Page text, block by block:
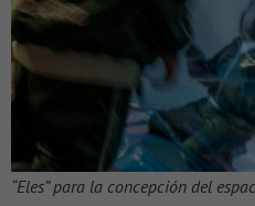
“Eles” para la concepción del